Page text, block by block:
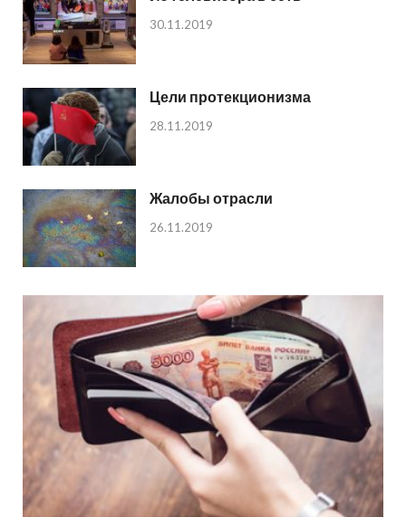
30.11.2019
Цели протекционизма
28.11.2019
Жалобы отрасли
26.11.2019